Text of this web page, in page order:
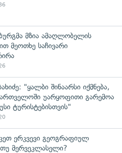
მზია ამაღლობელის
მეოთხე საჩივარი
"ყალბი შინაარსი იქმნება,
უარყოფითი გარემოა
ტურისტებისთვის"
ერკვევი გეოგრაფიულ
თუ მერვეკლასელი?